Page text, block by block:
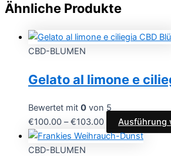
Ähnliche Produkte
CBD-BLUMEN
Gelato al limone e
Bewertet mit 0 von 5
€100.00 –€103.00 Ausführung
CBD-BLUMEN